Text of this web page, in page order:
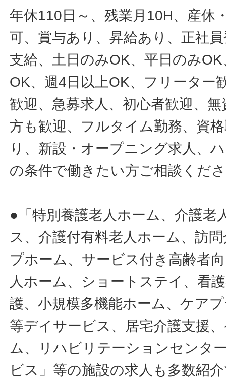
年休110日～、残業月10H、産休
可、賞与あり、昇給あり、正社
支給、土日のみOK、平日のみ
OK、週4日以上OK、フリーター
歓迎、急募求人、初心者歓迎、
方も歓迎、フルタイム勤務、資
り、新設・オープニング求人、
の条件で働きたい方ご相談くだ
●「特別養護老人ホーム、介護老
ス、介護付有料老人ホーム、訪
プホーム、サービス付き高齢者
人ホーム、ショートステイ、看
護、小規模多機能ホーム、ケア
等デイサービス、居宅介護支援
ム、リハビリテーションセンタ
ビス」等の施設の求人も多数紹